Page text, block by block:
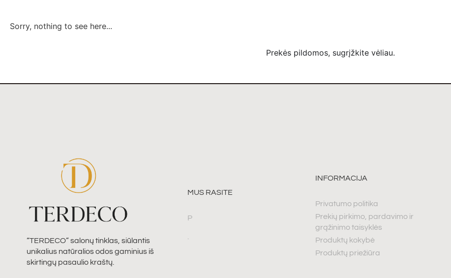
Sorry, nothing to see here...
Prekės pildomos, sugrįžkite vėliau.
“TERDECO” salonų tinklas, siūlantis
unikalius natūralios odos gaminius iš
skirtingų pasaulio kraštų.
MUS RASITE
P
INFORMACIJA
Privatumo politika
Prekių pirkimo, pardavimo ir
grąžinimo taisyklės
Produktų kokybė
Produktų priežiūra